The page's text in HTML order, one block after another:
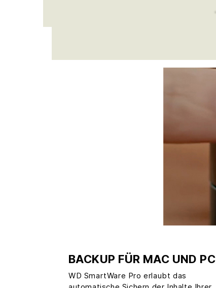
BACKUP FÜR MAC UND PC
WD SmartWare Pro erlaubt das